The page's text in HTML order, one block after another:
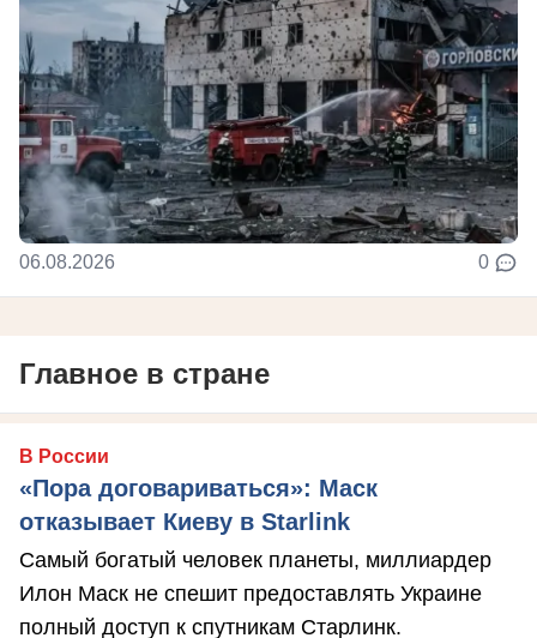
06.08.2026 0
Главное в стране
В России
«Пора договариваться»: Маск
отказывает Киеву в Starlink
Самый богатый человек планеты, миллиардер
Илон Маск не спешит предоставлять Украине
полный доступ к спутникам Старлинк.